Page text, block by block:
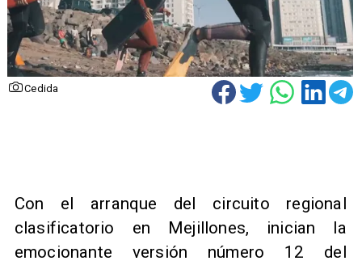
Cedida
Con el arranque del circuito regional
clasificatorio en Mejillones, inician la
emocionante versión número 12 del